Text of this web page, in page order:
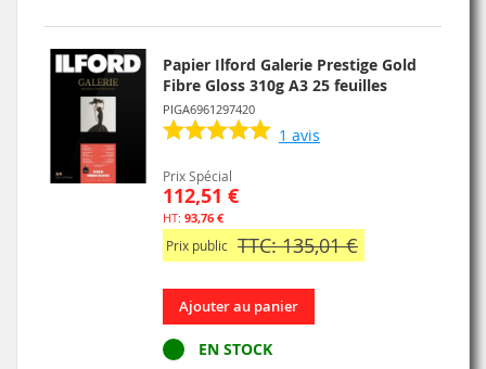
Papier Ilford Galerie Prestige Gold
Fibre Gloss 310g A3 25 feuilles
PIGA6961297420
1 avis
Prix Spécial
112,51 €
93,76 €
Prix public TTC: 135,01 €
Ajouter au panier
EN STOCK